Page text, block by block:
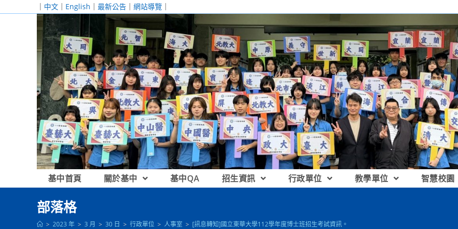
｜ 中文 ｜ English ｜ 最新公告 ｜ 網站導覽 ｜
基中首頁 關於基中 基中QA 招生資訊 行政單位 教學單位 智慧校園
部落格
> 2023 年 > 3 月 > 30 日 > 行政單位 > 人事室 > [訊息轉知]國立東華大學112學年度博士班招生考試資訊。